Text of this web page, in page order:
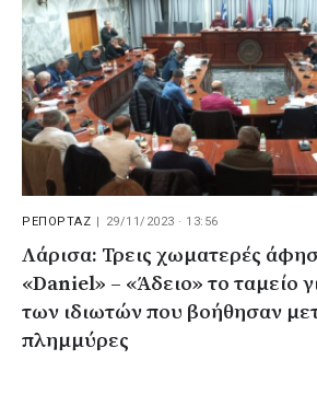
ΡΕΠΟΡΤΑΖ 29/11/2023 · 13:56
Λάρισα: Τρεις χωματερές
«Daniel» – «Άδειο» το ταμείο
των ιδιωτών που βοήθησαν
πλημμύρες